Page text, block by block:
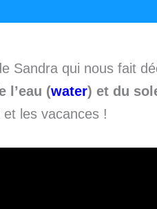
Sandra qui nous fait
l’eau (water) et du
et les vacances !